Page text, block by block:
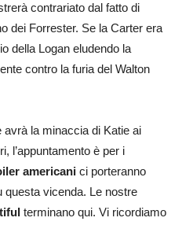
contrariato dal fatto di
dei Forrester. Se la Carter era
della Logan eludendo la
contro la furia del Walton
la minaccia di Katie ai
l’appuntamento è per i
americani ci porteranno
questa vicenda. Le nostre
terminano qui. Vi ricordiamo